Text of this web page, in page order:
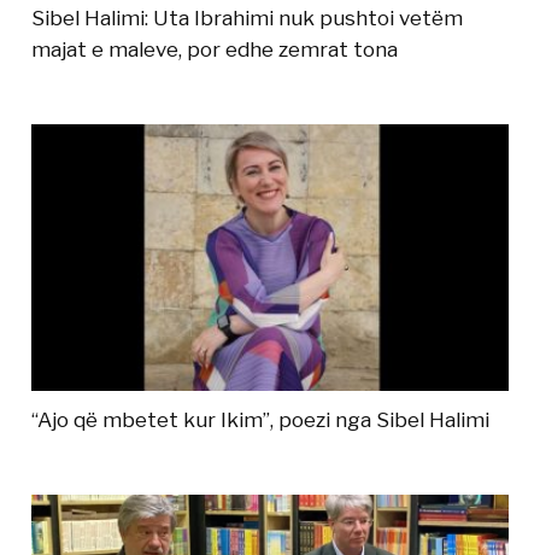
Sibel Halimi: Uta Ibrahimi nuk pushtoi vetëm
majat e maleve, por edhe zemrat tona
“Ajo që mbetet kur Ikim”, poezi nga Sibel Halimi